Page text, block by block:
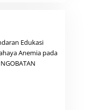
Edukasi
Anemia pada